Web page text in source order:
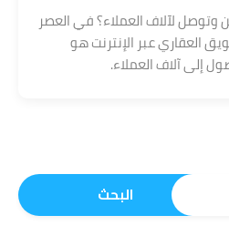
وتوصل لآلاف العملاء؟ في العصر
العقاري عبر الإنترنت هو
إلى آلاف العملاء.
البحث